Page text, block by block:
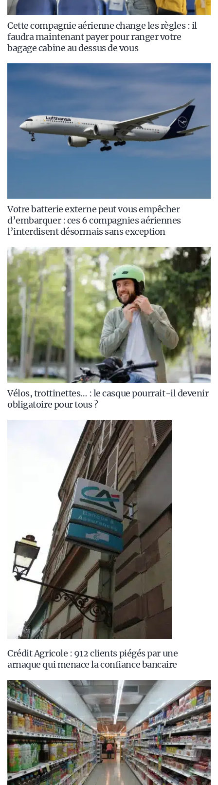
Cette compagnie aérienne change les règles : il
faudra maintenant payer pour ranger votre
bagage cabine au dessus de vous
Votre batterie externe peut vous empêcher
d’embarquer : ces 6 compagnies aériennes
l’interdisent désormais sans exception
Vélos, trottinettes… : le casque pourrait-il devenir
obligatoire pour tous ?
Crédit Agricole : 912 clients piégés par une
arnaque qui menace la confiance bancaire